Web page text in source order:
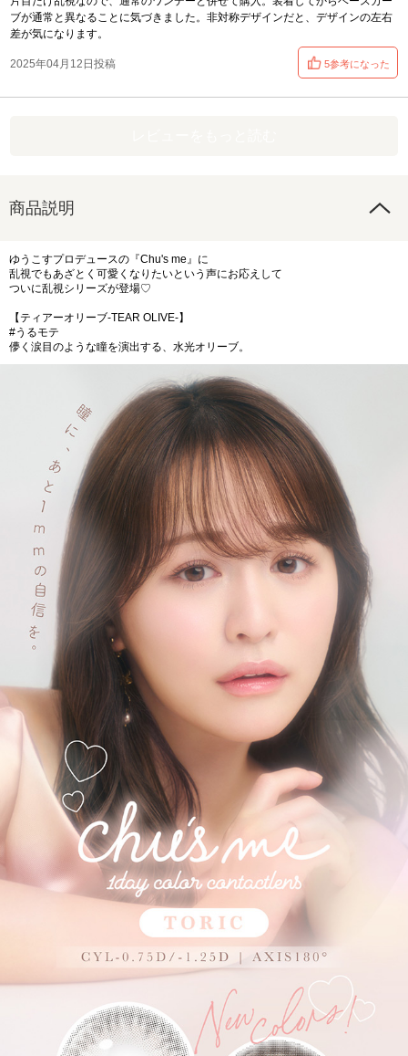
ブが通常と異なることに気づきました。非対称デザインだと、デザインの左右
差が気になります。
2025年04月12日投稿 5参考になった
商品説明
ゆうこすプロデュースの『Chu's me』に
乱視でもあざとく可愛くなりたいという声にお応えして
ついに乱視シリーズが登場♡
【ティアーオリーブ-TEAR OLIVE-】
#うるモテ
儚く涙目のような瞳を演出する、水光オリーブ。